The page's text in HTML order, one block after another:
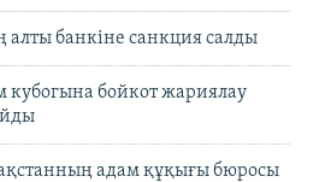
алты банкіне санкция салды
кубогына бойкот жариялау
адам құқығы бюросы